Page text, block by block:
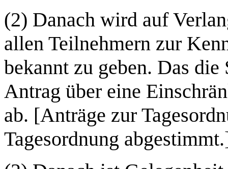
(2) Danach wird auf
allen Teilnehmern zur
bekannt zu geben. Das
Antrag über eine
ab. [Anträge zur
Tagesordnung